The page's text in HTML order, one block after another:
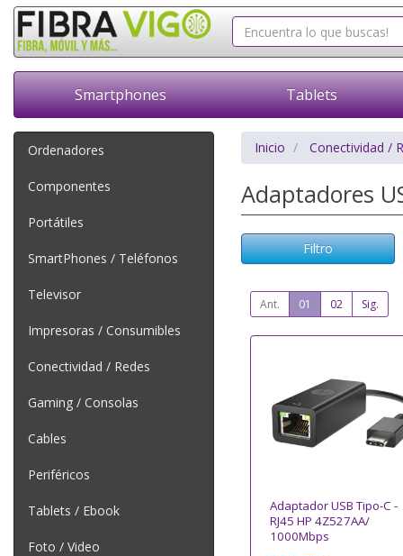
Smartphones Tablets
Ordenadores
Componentes
Portátiles
SmartPhones / Teléfonos
Televisor
Impresoras / Consumibles
Conectividad / Redes
Gaming / Consolas
Cables
Periféricos
Tablets / Ebook
Foto / Video
Inicio Conectividad /
Adaptadores
Filtro
Ant. 01 02 Sig.
Adaptador USB Tipo-C -
RJ45 HP 4Z527AA/
1000Mbps